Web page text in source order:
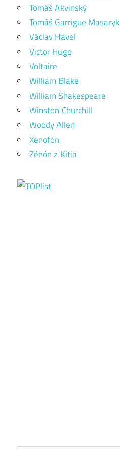
Tomáš Akvinský
Tomáš Garrigue Masaryk
Václav Havel
Victor Hugo
Voltaire
William Blake
William Shakespeare
Winston Churchill
Woody Allen
Xenofón
Zénón z Kitia